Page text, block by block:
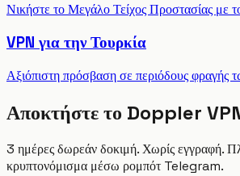
Νικήστε το Μεγάλο Τείχος Προστασίας
VPN για την Τουρκία
Αξιόπιστη πρόσβαση σε περιόδους
Αποκτήστε το Doppler
3 ημέρες δωρεάν δοκιμή. Χωρίς εγγραφή.
κρυπτονόμισμα μέσω ρομπότ Telegram.